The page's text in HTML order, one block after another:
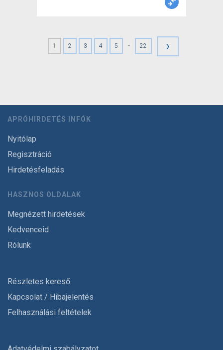
1 2 3 4 5 - 22 ›
APRÓHIRDETÉS INFÓK
Nyitólap
Regisztráció
Hirdetésfeladás
HASZNOS OLDALAK
Megnézett hirdetések
Kedvenceid
Rólunk
Részletes kereső
Kapcsolat / Hibajelentés
Felhasználási feltételek